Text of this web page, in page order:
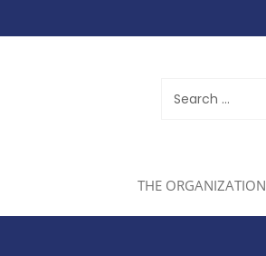
THE ORGANIZATION